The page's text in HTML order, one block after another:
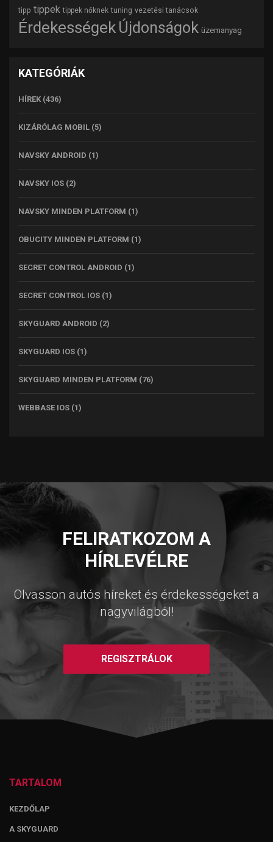
tipp tippek tippek nőknek tuning vezetési tanácsok
Érdekességek Újdonságok üzemanyag
KATEGÓRIÁK
HÍREK (436)
KIZÁRÓLAG MOBIL (5)
NAVSKY ANDROID (1)
NAVSKY IOS (2)
NAVSKY MINDEN PLATFORM (1)
OBUCITY MINDEN PLATFORM (1)
SECRET CONTROL ANDROID (1)
SECRET CONTROL IOS (1)
SKYGUARD ANDROID (2)
SKYGUARD IOS (1)
SKYGUARD MINDEN PLATFORM (76)
WEBBASE IOS (1)
FELIRATKOZOM A
HÍRLEVÉLRE
Olvasson autós híreket és érdekességeket a
nagyvilágból!
REGISZTRÁLOK
TARTALOM
KEZDŐLAP
A SKYGUARD